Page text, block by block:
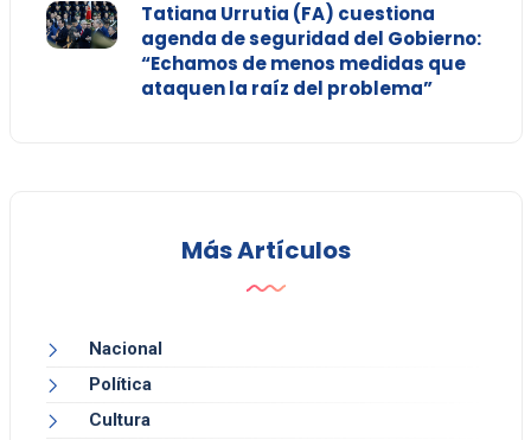
Tatiana Urrutia (FA) cuestiona
agenda de seguridad del Gobierno:
“Echamos de menos medidas que
ataquen la raíz del problema”
Más Artículos
Nacional
Política
Cultura